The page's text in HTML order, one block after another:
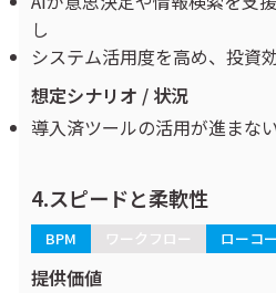
し
システム活用度を高め、投資
想定シナリオ / 状況
導入済ツールの活用が進まな
4.スピードと柔軟性
BPM ワークフロー ローコ
提供価値